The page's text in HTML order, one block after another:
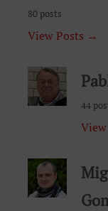
80 posts
View Posts →
44